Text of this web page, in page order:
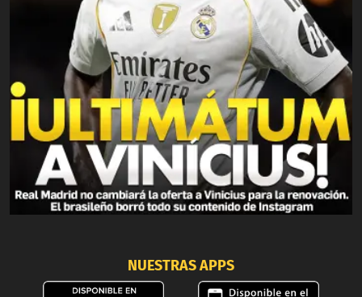
NUESTRAS APPS